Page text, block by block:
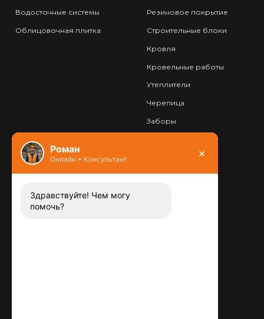
Водосточные системы
Облицовочная плитка
Резиновое покрытие
Строительные блоки
Кровля
Кровельные работы
Утеплители
Черепица
Заборы
Контакты
Заказать звонок
Роман
Онлайн • Консультант ×
Здравствуйте! Чем могу
помочь?